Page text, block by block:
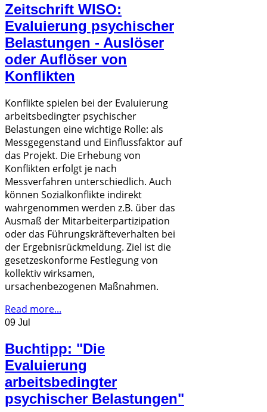
Zeitschrift WISO:
Evaluierung psychischer
Belastungen - Auslöser
oder Auflöser von
Konflikten
Konflikte spielen bei der Evaluierung
arbeitsbedingter psychischer
Belastungen eine wichtige Rolle: als
Messgegenstand und Einflussfaktor auf
das Projekt. Die Erhebung von
Konflikten erfolgt je nach
Messverfahren unterschiedlich. Auch
können Sozialkonflikte indirekt
wahrgenommen werden z.B. über das
Ausmaß der Mitarbeiterpartizipation
oder das Führungskräfteverhalten bei
der Ergebnisrückmeldung. Ziel ist die
gesetzeskonforme Festlegung von
kollektiv wirksamen,
ursachenbezogenen Maßnahmen.
Read more...
09 Jul
Buchtipp: "Die
Evaluierung
arbeitsbedingter
psychischer Belastungen"